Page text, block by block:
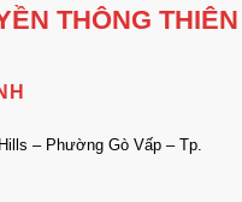
THÔNG
– Phường Gò Vấp – Tp.